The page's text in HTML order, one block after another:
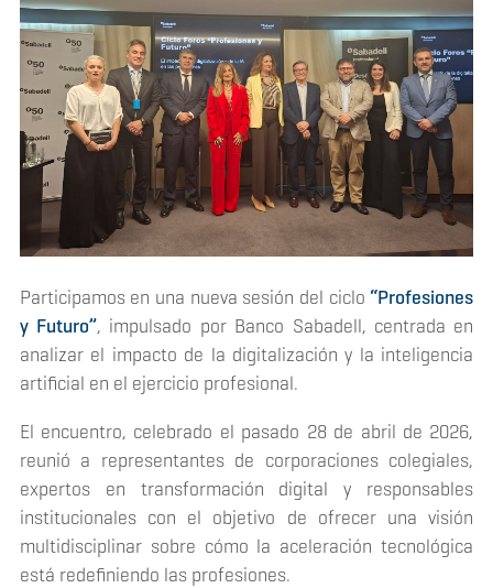
Participamos en una nueva sesión del ciclo “Profesiones
y Futuro”, impulsado por Banco Sabadell, centrada en
analizar el impacto de la digitalización y la inteligencia
artificial en el ejercicio profesional.
El encuentro, celebrado el pasado 28 de abril de 2026,
reunió a representantes de corporaciones colegiales,
expertos en transformación digital y responsables
institucionales con el objetivo de ofrecer una visión
multidisciplinar sobre cómo la aceleración tecnológica
está redefiniendo las profesiones.